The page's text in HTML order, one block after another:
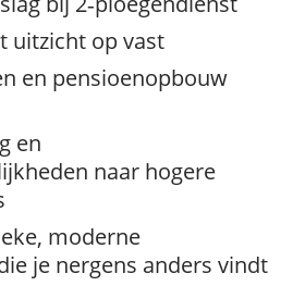
uitzicht op vast
en pensioenopbouw
en
naar hogere
moderne
je nergens anders vindt